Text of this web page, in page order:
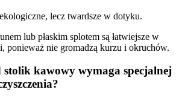
lecz twardsze w dotyku.
lub płaskim splotem są łatwiejsze w
ponieważ nie gromadzą kurzu i okruchów.
kawowy wymaga specjalnej